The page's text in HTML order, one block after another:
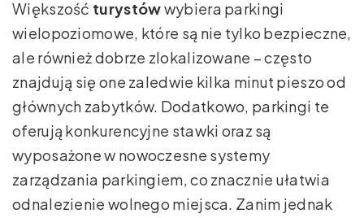
Większość turystówwybiera parkingi
wielopoziomowe, które są nie tylko bezpieczne,
ale również dobrze zlokalizowane – często
znajdują się one zaledwie kilka minut pieszo od
głównych zabytków. Dodatkowo, parkingi te
oferują konkurencyjne stawki oraz są
wyposażone w nowoczesne systemy
zarządzania parkingiem, co znacznie ułatwia
odnalezienie wolnego miejsca. Zanim jednak